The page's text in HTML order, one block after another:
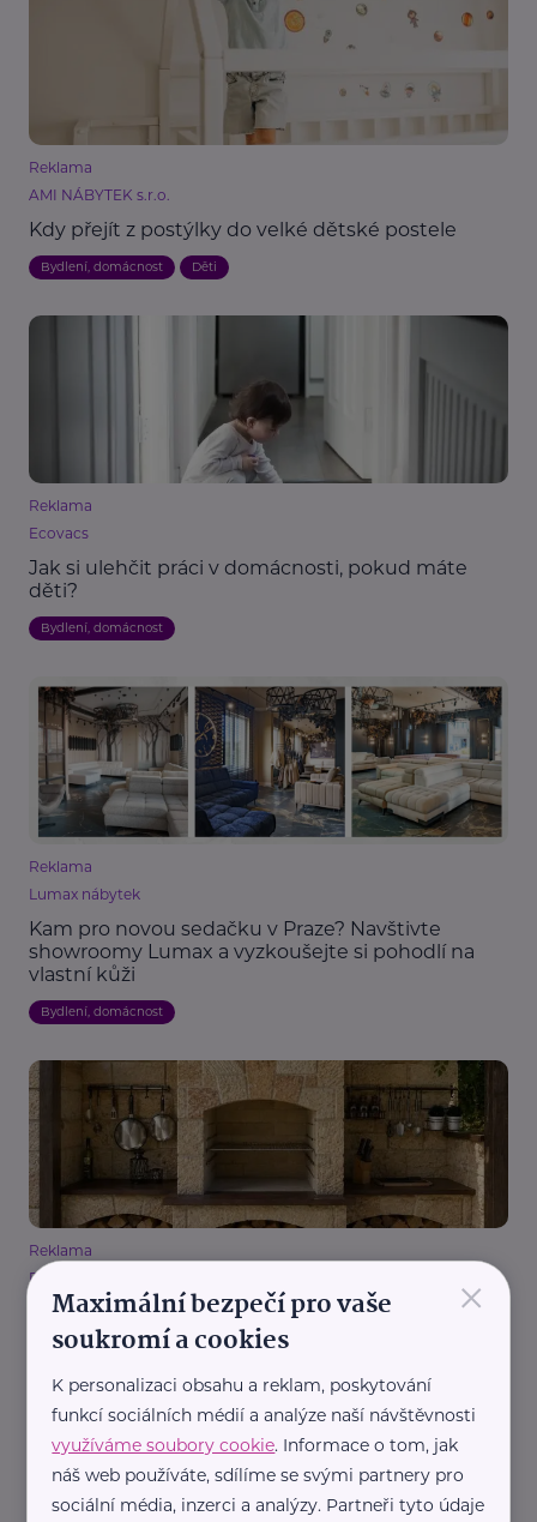
Reklama
AMI NÁBYTEK s.r.o.
Kdy přejít z postýlky do velké dětské postele
Bydlení, domácnost Děti
Reklama
Ecovacs
Jak si ulehčit práci v domácnosti, pokud máte
děti?
Bydlení, domácnost
Reklama
Lumax nábytek
Kam pro novou sedačku v Praze? Navštivte
showroomy Lumax a vyzkoušejte si pohodlí na
vlastní kůži
Bydlení, domácnost
Reklama
Pressdeko
Proč je levná zahradní kuchyně často nejdražší
řešení
×
Maximální bezpečí pro vaše
soukromí a cookies
K personalizaci obsahu a reklam, poskytování
funkcí sociálních médií a analýze naší návštěvnosti
využíváme soubory cookie. Informace o tom, jak
náš web používáte, sdílíme se svými partnery pro
sociální média, inzerci a analýzy. Partneři tyto údaje